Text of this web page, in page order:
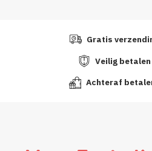
Gratis
Veilig betalen
Achteraf